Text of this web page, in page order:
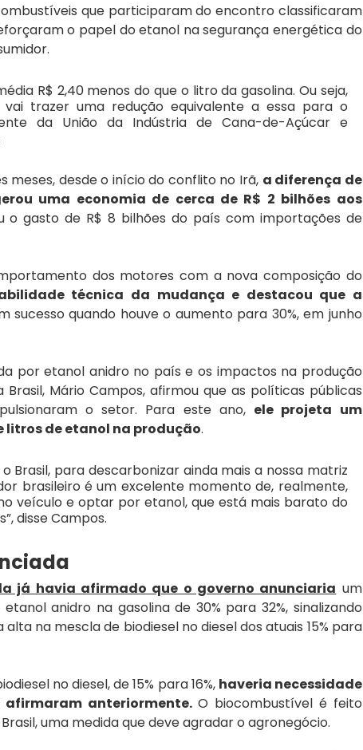
que participaram do encontro classificaram
o papel do etanol na segurança energética do
R$ 2,40 menos do que o litro da gasolina. Ou seja,
trazer uma redução equivalente a essa para o
da União da Indústria de Cana-de-Açúcar e
meses, desde o início do conflito no Irã, a diferença de
uma economia de cerca de R$ 2 bilhões aos
o gasto de R$ 8 bilhões do país com importações de
dos motores com a nova composição do
técnica da mudança e destacou que a
sucesso quando houve o aumento para 30%, em junho
por etanol anidro no país e os impactos na produção
Mário Campos, afirmou que as políticas públicas
o setor. Para este ano, ele projeta um
litros de etanol na produção.
Brasil, para descarbonizar ainda mais a nossa matriz
brasileiro é um excelente momento de, realmente,
veículo e optar por etanol, que está mais barato do
disse Campos.
já havia afirmado que o governo anunciaria um
anidro na gasolina de 30% para 32%, sinalizando
na mescla de biodiesel no diesel dos atuais 15% para
no diesel, de 15% para 16%, haveria necessidade
anteriormente. O biocombustível é feito
uma medida que deve agradar o agronegócio.